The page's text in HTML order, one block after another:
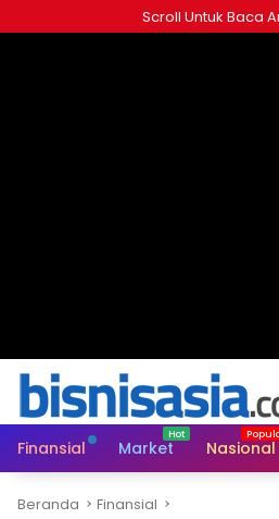
ke
Scroll Untuk Baca
Finansial Market Nasional
Beranda Finansial